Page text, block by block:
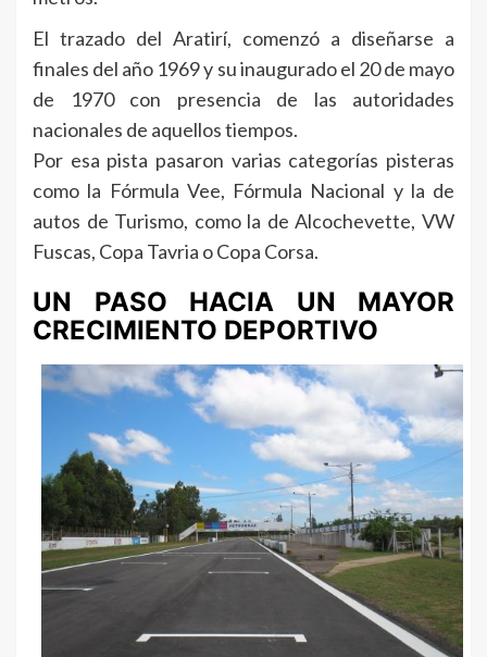
El trazado del Aratirí, comenzó a diseñarse a
finales del año 1969 y su inaugurado el 20 de mayo
de 1970 con presencia de las autoridades
nacionales de aquellos tiempos.
Por esa pista pasaron varias categorías pisteras
como la Fórmula Vee, Fórmula Nacional y la de
autos de Turismo, como la de Alcochevette, VW
Fuscas, Copa Tavria o Copa Corsa.
UN PASO HACIA UN MAYOR
CRECIMIENTO DEPORTIVO